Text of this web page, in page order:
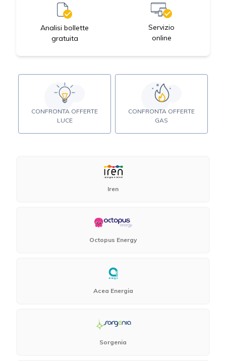
Analisi bollette
gratuita
Servizio
online
CONFRONTA OFFERTE
LUCE
CONFRONTA OFFERTE
GAS
Iren
Octopus Energy
Acea Energia
Sorgenia